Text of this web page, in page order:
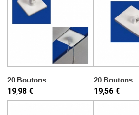
20 Boutons...
19,98 €
20 Boutons...
19,56 €